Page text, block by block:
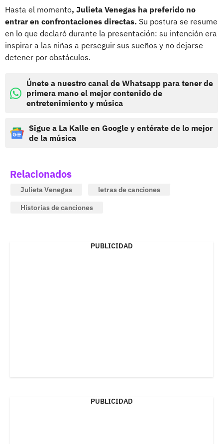
Hasta el momento, Julieta Venegas ha preferido no
entrar en confrontaciones directas. Su postura se resume
en lo que declaró durante la presentación: su intención era
inspirar a las niñas a perseguir sus sueños y no dejarse
detener por obstáculos.
Únete a nuestro canal de Whatsapp para tener de
primera mano el mejor contenido de
entretenimiento y música
Sigue a La Kalle en Google y entérate de lo mejor
de la música
Relacionados
Julieta Venegas
letras de canciones
Historias de canciones
PUBLICIDAD
PUBLICIDAD